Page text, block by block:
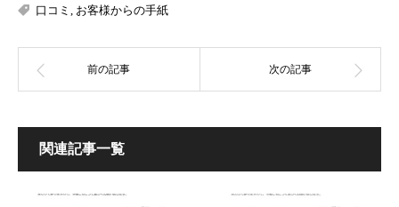
口コミ お客様からの手紙
関連記事一覧